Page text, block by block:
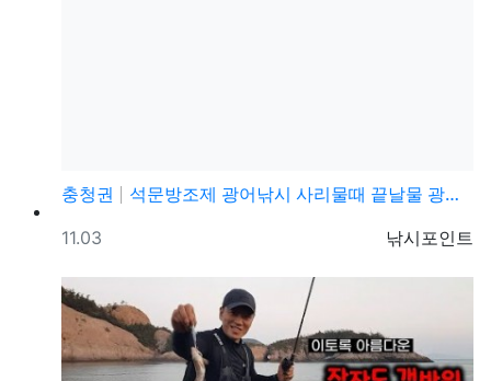
충청권
석문방조제 광어낚시 사리물때 끝날물 광어포인트 추천
등록자
낚시포인트
등록일
11.03